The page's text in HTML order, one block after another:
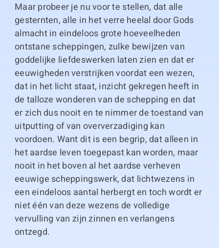
Maar probeer je nu voor te stellen, dat alle
gesternten, alle in het verre heelal door Gods
almacht in eindeloos grote hoeveelheden
ontstane scheppingen, zulke bewijzen van
goddelijke liefdeswerken laten zien en dat er
eeuwigheden verstrijken voordat een wezen,
dat in het licht staat, inzicht gekregen heeft in
de talloze wonderen van de schepping en dat
er zich dus nooit en te nimmer de toestand van
uitputting of van oververzadiging kan
voordoen. Want dit is een begrip, dat alleen in
het aardse leven toegepast kan worden, maar
nooit in het boven al het aardse verheven
eeuwige scheppingswerk, dat lichtwezens in
een eindeloos aantal herbergt en toch wordt er
niet één van deze wezens de volledige
vervulling van zijn zinnen en verlangens
ontzegd.